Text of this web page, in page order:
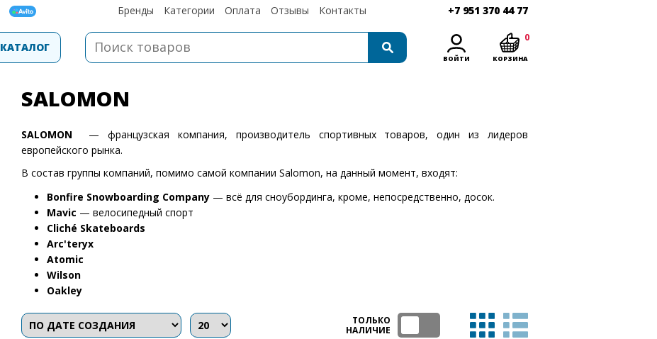
Бренды Категории Оплата Отзывы Контакты +7 951 370 44 77
КАТАЛОГ
ВОЙТИ КОРЗИНА
0
SALOMON
SALOMON — французская компания, производитель спортивных товаров, один из лидеров
европейского рынка.
В состав группы компаний, помимо самой компании Salomon, на данный момент, входят:
Bonfire Snowboarding Company— всё для сноубординга, кроме, непосредственно, досок.
Mavic — велосипедный спорт
Cliché Skateboards
Arc'teryx
Atomic
Wilson
Oakley
ТОЛЬКО
НАЛИЧИЕ